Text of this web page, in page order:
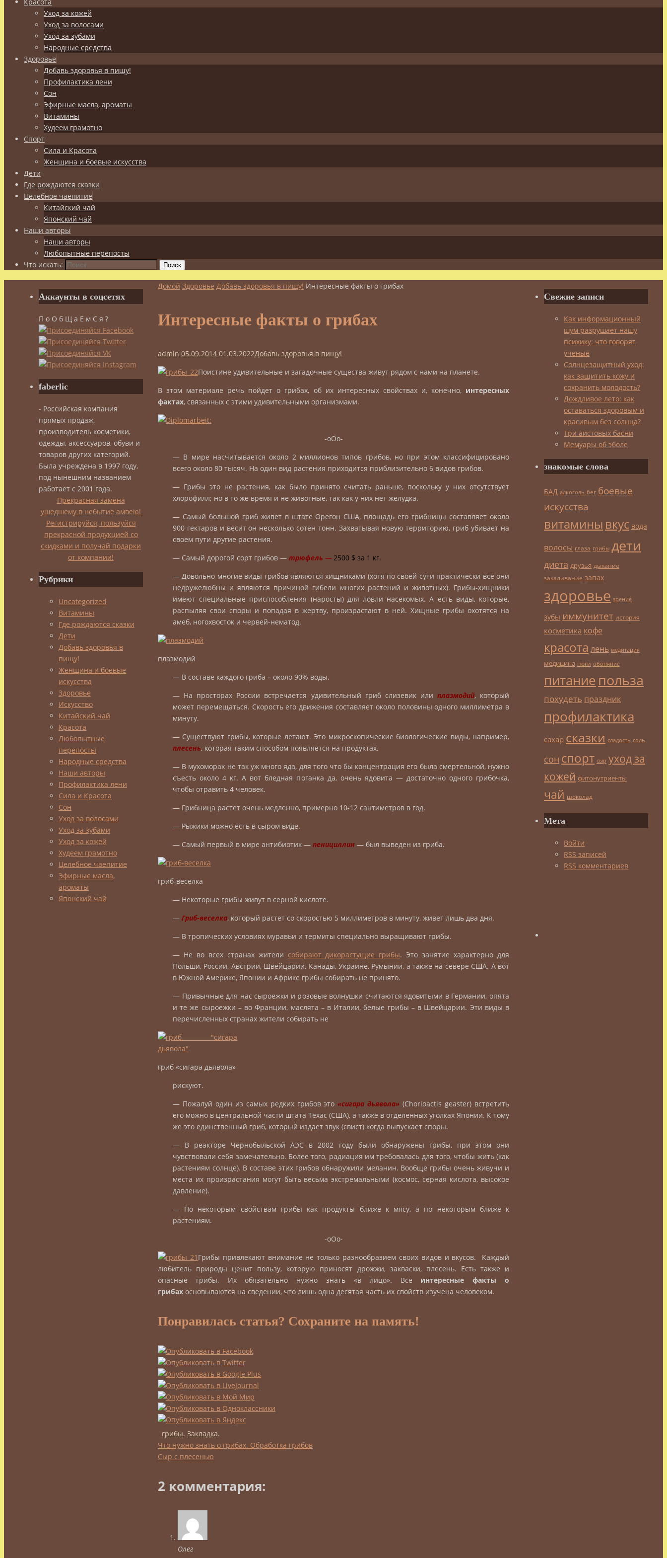
Уход за кожей
Уход за волосами
Уход за зубами
Народные средства
Здоровье
Добавь здоровья в пищу!
Профилактика лени
Сон
Эфирные масла, ароматы
Витамины
Худеем грамотно
Спорт
Сила и Красота
Женщина и боевые искусства
Дети
Где рождаются сказки
Целебное чаепитие
Китайский чай
Японский чай
Наши авторы
Наши авторы
Любопытные перепосты
Что искать:
Поиск
Домой Здоровье Добавь здоровья в пищу! Интересные факты о грибах
Интересные факты о грибах
admin 05.09.2014 01.03.2022Добавь здоровья в пищу!
Поистине удивительные и загадочные существа живут рядом с нами на планете.
В этом материале речь пойдет о грибах, об их интересных свойствах и, конечно, интересных
фактах, связанных с этими удивительными организмами.
-оОо-
— В мире насчитывается около 2 миллионов типов грибов, но при этом классифицировано
всего около 80 тысяч. На один вид растения приходится приблизительно 6 видов грибов.
— Грибы это не растения, как было принято считать раньше, поскольку у них отсутствует
хлорофилл; но в то же время и не животные, так как у них нет желудка.
— Самый большой гриб живет в штате Орегон США, площадь его грибницы составляет около
900 гектаров и весит он несколько сотен тонн. Захватывая новую территорию, гриб убивает на
своем пути другие растения.
— Самый дорогой сорт грибов — трюфель — 2500 $ за 1 кг.
— Довольно многие виды грибов являются хищниками (хотя по своей сути практически все они
недружелюбны и являются причиной гибели многих растений и животных). Грибы-хищники
имеют специальные приспособления (наросты) для ловли насекомых. А есть виды, которые,
распыляя свои споры и попадая в жертву, произрастают в ней. Хищные грибы охотятся на
амеб, ногохвосток и червей-нематод.
плазмодий
— В составе каждого гриба – около 90% воды.
— На просторах России встречается удивительный гриб слизевик или плазмодий, который
может перемещаться. Скорость его движения составляет около половины одного миллиметра в
минуту.
— Существуют грибы, которые летают. Это микроскопические биологические виды, например,
плесень, которая таким способом появляется на продуктах.
— В мухоморах не так уж много яда, для того что бы концентрация его была смертельной, нужно
съесть около 4 кг. А вот бледная поганка да, очень ядовита — достаточно одного грибочка,
чтобы отравить 4 человек.
— Грибница растет очень медленно, примерно 10-12 сантиметров в год.
— Рыжики можно есть в сыром виде.
— Самый первый в мире антибиотик — пенициллин — был выведен из гриба.
гриб-веселка
— Некоторые грибы живут в серной кислоте.
— Гриб-веселка, который растет со скоростью 5 миллиметров в минуту, живет лишь два дня.
— В тропических условиях муравьи и термиты специально выращивают грибы.
— Не во всех странах жители собирают дикорастущие грибы. Это занятие характерно для
Польши, России, Австрии, Швейцарии, Канады, Украине, Румынии, а также на севере США. А вот
в Южной Америке, Японии и Африке грибы собирать не принято.
— Привычные для нас сыроежки и розовые волнушки считаются ядовитыми в Германии, опята
и те же сыроежки – во Франции, маслята – в Италии, белые грибы – в Швейцарии. Эти виды в
перечисленных странах жители собирать не
гриб «сигара дьявола»
рискуют.
— Пожалуй один из самых редких грибов это «сигара дьявола» (Chorioactis geaster) встретить
его можно в центральной части штата Техас (США), а также в отделенных уголках Японии. К тому
же это единственный гриб, который издает звук (свист) когда выпускает споры.
— В реакторе Чернобыльской АЭС в 2002 году были обнаружены грибы, при этом они
чувствовали себя замечательно. Более того, радиация им требовалась для того, чтобы жить (как
растениям солнце). В составе этих грибов обнаружили меланин. Вообще грибы очень живучи и
места их произрастания могут быть весьма экстремальными (космос, серная кислота, высокое
давление).
— По некоторым свойствам грибы как продукты ближе к мясу, а по некоторым ближе к
растениям.
-оОо-
Грибы привлекают внимание не только разнообразием своих видов и вкусов. Каждый
любитель природы ценит пользу, которую приносят дрожжи, закваски, плесень. Есть также и
опасные грибы. Их обязательно нужно знать «в лицо». Все интересные факты о
грибах основываются на сведении, что лишь одна десятая часть их свойств изучена человеком.
Понравилась статья? Сохраните на память!
грибы. Закладка.
Что нужно знать о грибах. Обработка грибов
Сыр с плесенью
2 комментария:
Олег
Аккаунты в соцсетях
П о О б Щ а Е м С я ?
faberlic
- Российская компания
прямых продаж,
производитель косметики,
одежды, аксессуаров, обуви и
товаров других категорий.
Была учреждена в 1997 году,
под нынешним названием
работает с 2001 года.
Прекрасная замена
ушедшему в небытие амвею!
Регистрируйся, пользуйся
прекрасной продукцией со
скидками и получай подарки
от компании!
Рубрики
Uncategorized
Витамины
Где рождаются сказки
Дети
Добавь здоровья в
пищу!
Женщина и боевые
искусства
Здоровье
Искусство
Китайский чай
Красота
Любопытные
перепосты
Народные средства
Наши авторы
Профилактика лени
Сила и Красота
Сон
Уход за волосами
Уход за зубами
Уход за кожей
Худеем грамотно
Целебное чаепитие
Эфирные масла,
ароматы
Японский чай
Свежие записи
Как информационный
шум разрушает нашу
психику: что говорят
ученые
Солнцезащитный уход:
как защитить кожу и
сохранить молодость?
Дождливое лето: как
оставаться здоровым и
красивым без солнца?
Три аистовых басни
Мемуары об эболе
знакомые слова
БАД алкоголь бег боевые
искусства
витамины вкус вода
волосы глаза грибы дети
диета друзья дыхание
закаливание запах
здоровье зрение
зубы иммунитет история
косметика кофе
красота лень медитация
медицина ноги обоняние
питание польза
похудеть праздник
профилактика
сахар сказки сладость соль
сон спорт сыр уход за
кожей фитонутриенты
чай шоколад
Мета
Войти
RSS записей
RSS комментариев